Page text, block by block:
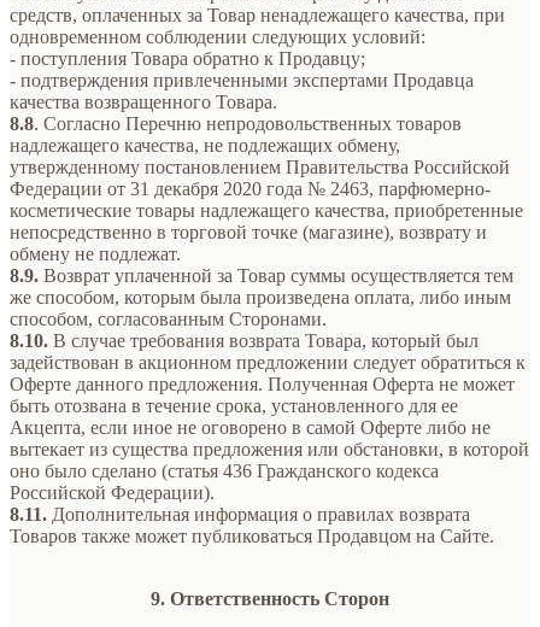
средств, оплаченных за Товар ненадлежащего качества, при
одновременном соблюдении следующих условий:
- поступления Товара обратно к Продавцу;
- подтверждения привлеченными экспертами Продавца
качества возвращенного Товара.
8.8. Согласно Перечню непродовольственных товаров
надлежащего качества, не подлежащих обмену,
утвержденному постановлением Правительства Российской
Федерации от 31 декабря 2020 года № 2463, парфюмерно-
косметические товары надлежащего качества, приобретенные
непосредственно в торговой точке (магазине), возврату и
обмену не подлежат.
8.9. Возврат уплаченной за Товар суммы осуществляется тем
же способом, которым была произведена оплата, либо иным
способом, согласованным Сторонами.
8.10. В случае требования возврата Товара, который был
задействован в акционном предложении следует обратиться к
Оферте данного предложения. Полученная Оферта не может
быть отозвана в течение срока, установленного для ее
Акцепта, если иное не оговорено в самой Оферте либо не
вытекает из существа предложения или обстановки, в которой
оно было сделано (статья 436 Гражданского кодекса
Российской Федерации).
8.11. Дополнительная информация о правилах возврата
Товаров также может публиковаться Продавцом на Сайте.
9. Ответственность Сторон